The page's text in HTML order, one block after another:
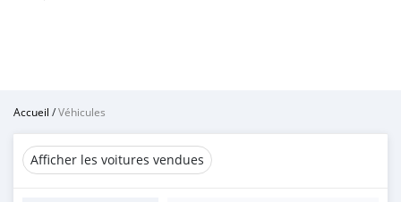
Accueil /Véhicules
Afficher les voitures vendues